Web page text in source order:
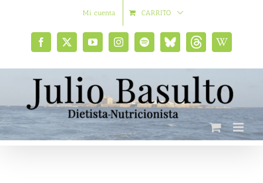
Mi cuenta CARRITO
Facebook
X YouTubeInstagramSpotifyBluesky
social
ThreadsWikipedia